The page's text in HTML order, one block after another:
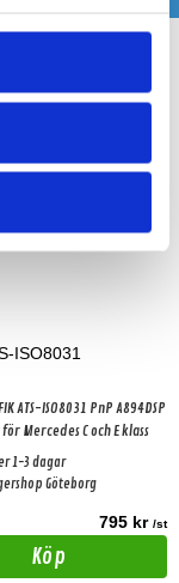
ISO8031
ATS-ISO8031 PnP A894DSP
Mercedes C och E klass
1-3 dagar
Göteborg
795 kr /st
Köp